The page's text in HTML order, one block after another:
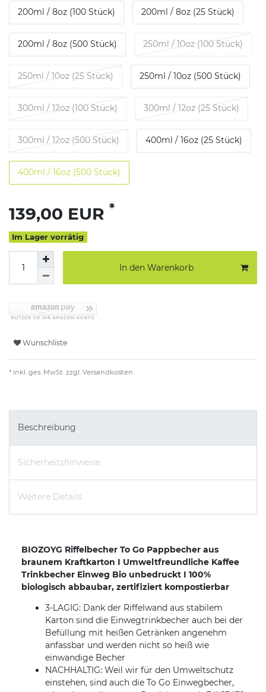
200ml / 8oz (100 Stück) 200ml / 8oz (25 Stück)
200ml / 8oz (500 Stück) 250ml / 10oz (100 Stück)
250ml / 10oz (25 Stück) 250ml / 10oz (500 Stück)
300ml / 12oz (100 Stück) 300ml / 12oz (25 Stück)
300ml / 12oz (500 Stück) 400ml / 16oz (25 Stück)
400ml / 16oz (500 Stück)
139,00 EUR *
Im Lager vorrätig
In den Warenkorb
Wunschliste
* inkl. ges. MwSt. zzgl. Versandkosten
Beschreibung
Sicherheitshinweise
Weitere Details
BIOZOYG Riffelbecher To Go Pappbecher aus
braunem Kraftkarton I Umweltfreundliche Kaffee
Trinkbecher Einweg Bio unbedruckt I 100%
biologisch abbaubar, zertifiziert kompostierbar
3-LAGIG: Dank der Riffelwand aus stabilem
Karton sind die Einwegtrinkbecher auch bei der
Befüllung mit heißen Getränken angenehm
anfassbar und werden nicht so heiß wie
einwandige Becher
NACHHALTIG: Weil wir für den Umweltschutz
einstehen, sind auch die To Go Einwegbecher,